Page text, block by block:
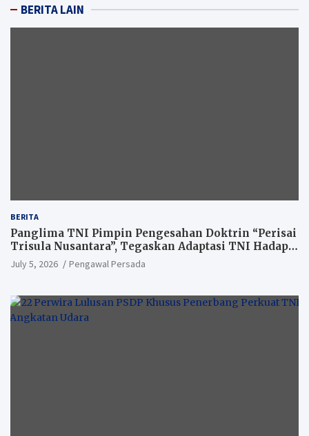
BERITA LAIN
BERITA
Panglima TNI Pimpin Pengesahan Doktrin “Perisai
Trisula Nusantara”, Tegaskan Adaptasi TNI Hadapi
Perang Modern
July 5, 2026 Pengawal Persada